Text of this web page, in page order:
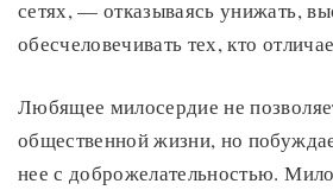
сетях, — отказываясь унижать,
обесчеловечивать тех, кто
Любящее милосердие не
общественной жизни, но
нее с доброжелательностью.